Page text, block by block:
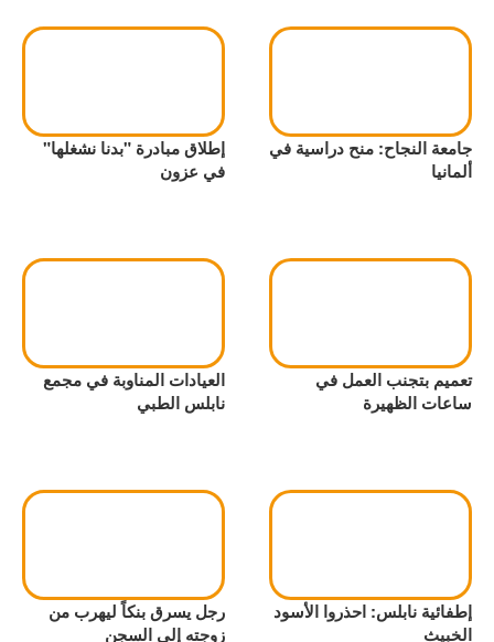
جامعة النجاح: منح دراسية في
ألمانيا
إطلاق مبادرة "بدنا نشغلها"
في عزون
تعميم بتجنب العمل في
ساعات الظهيرة
العيادات المناوبة في مجمع
نابلس الطبي
إطفائية نابلس: احذروا الأسود
الخبيث
رجل يسرق بنكاً ليهرب من
زوجته إلى السجن